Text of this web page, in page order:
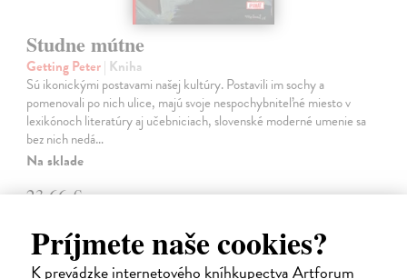
Príjmete naše cookies?
K prevádzke internetového kníhkupectva Artforum
Studne mútne
Getting Peter| Kniha
Sú ikonickými postavami našej kultúry. Postavili im sochy a
pomenovali po nich ulice, majú svoje nespochybniteľné miesto v
lexikónoch literatúry aj učebniciach, slovenské moderné umenie sa
bez nich nedá…
Na sklade
23,66 €